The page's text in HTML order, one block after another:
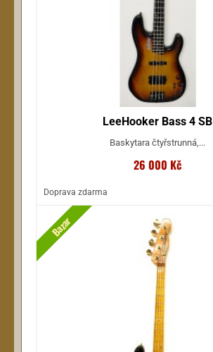
LeeHooker Bass 4 SB
Baskytara čtyřstrunná,...
26 000 Kč
Doprava zdarma
Bazar